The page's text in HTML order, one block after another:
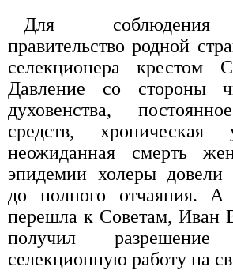
Для соблюдения
правительство родной
селекционера крестом
Давление со стороны
духовенства,
средств, хроническая
неожиданная смерть
эпидемии холеры довели
до полного отчаяния. А
перешла к Советам, Иван
получил разрешение
селекционную работу на